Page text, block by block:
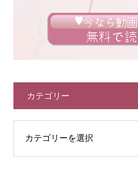
カテゴリー